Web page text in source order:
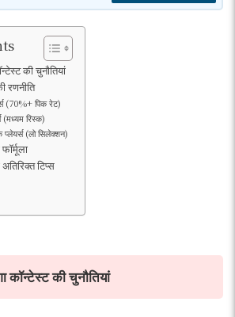
की चुनौतियां
रणनीति
(70%+ पिक रेट)
(मध्यम रिस्क)
प्लेयर्स (लो सिलेक्शन)
टिप्स
की चुनौतियां